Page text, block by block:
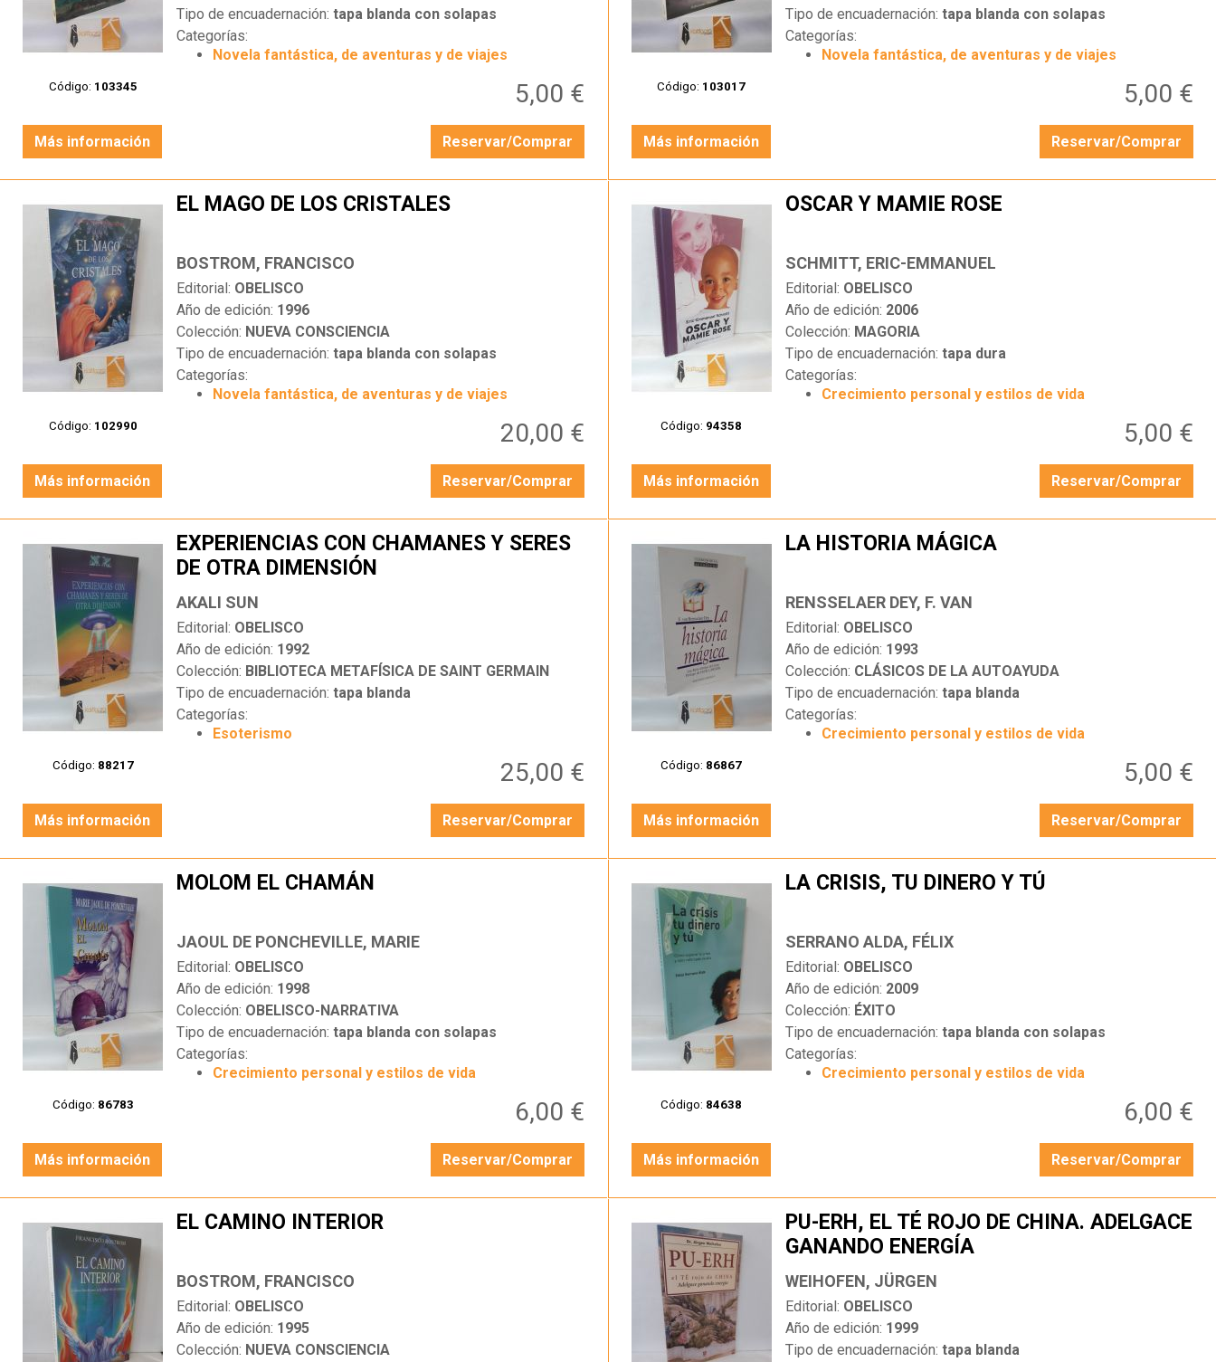
Código: 103345
Tipo de encuadernación:tapa blanda con solapas
Categorías:
Novela fantástica, de aventuras y de viajes
5,00 €
Más información Reservar/Comprar
Código: 103017
Tipo de encuadernación: tapa blanda con solapas
Categorías:
Novela fantástica, de aventuras y de viajes
5,00 €
Más información Reservar/Comprar
Código: 102990
EL MAGO DE LOS CRISTALES
BOSTROM, FRANCISCO
Editorial: OBELISCO
Año de edición: 1996
Colección: NUEVA CONSCIENCIA
Tipo de encuadernación:tapa blanda con solapas
Categorías:
Novela fantástica, de aventuras y de viajes
20,00 €
Más información Reservar/Comprar
Código: 94358
OSCAR Y MAMIE ROSE
SCHMITT, ERIC-EMMANUEL
Editorial: OBELISCO
Año de edición: 2006
Colección: MAGORIA
Tipo de encuadernación: tapa dura
Categorías:
Crecimiento personal y estilos de vida
5,00 €
Más información Reservar/Comprar
Código: 88217
EXPERIENCIAS CON CHAMANES Y SERES
DE OTRA DIMENSIÓN
AKALI SUN
Editorial: OBELISCO
Año de edición: 1992
Colección: BIBLIOTECA METAFÍSICA DE SAINT GERMAIN
Tipo de encuadernación:tapa blanda
Categorías:
Esoterismo
25,00 €
Más información Reservar/Comprar
Código: 86867
LA HISTORIA MÁGICA
RENSSELAER DEY, F. VAN
Editorial: OBELISCO
Año de edición: 1993
Colección: CLÁSICOS DE LA AUTOAYUDA
Tipo de encuadernación: tapa blanda
Categorías:
Crecimiento personal y estilos de vida
5,00 €
Más información Reservar/Comprar
Código: 86783
MOLOM EL CHAMÁN
JAOUL DE PONCHEVILLE, MARIE
Editorial: OBELISCO
Año de edición: 1998
Colección: OBELISCO-NARRATIVA
Tipo de encuadernación:tapa blanda con solapas
Categorías:
Crecimiento personal y estilos de vida
6,00 €
Más información Reservar/Comprar
Código: 84638
LA CRISIS, TU DINERO Y TÚ
SERRANO ALDA, FÉLIX
Editorial: OBELISCO
Año de edición: 2009
Colección: ÉXITO
Tipo de encuadernación: tapa blanda con solapas
Categorías:
Crecimiento personal y estilos de vida
6,00 €
Más información Reservar/Comprar
EL CAMINO INTERIOR
BOSTROM, FRANCISCO
Editorial: OBELISCO
Año de edición: 1995
Colección: NUEVA CONSCIENCIA
PU-ERH, EL TÉ ROJO DE CHINA. ADELGACE
GANANDO ENERGÍA
WEIHOFEN, JÜRGEN
Editorial: OBELISCO
Año de edición: 1999
Tipo de encuadernación: tapa blanda